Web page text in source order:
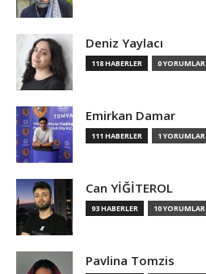
Deniz Yaylacı
118 HABERLER 0 YORUMLAR
Emirkan Damar
111 HABERLER 1 YORUMLAR
Can YİĞİTEROL
93 HABERLER 10 YORUMLAR
Pavlina Tomzis